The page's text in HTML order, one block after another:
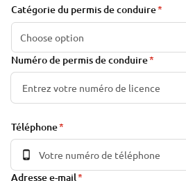
Catégorie du permis de conduire
Choose option
Numéro de permis de conduire
Téléphone
Adresse e-mail